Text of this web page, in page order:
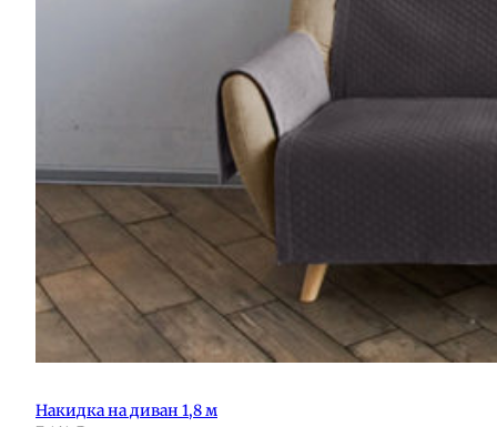
Накидка на диван 1,8 м